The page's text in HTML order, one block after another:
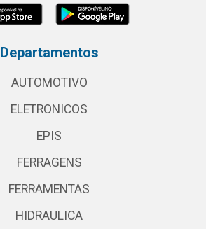
Departamentos
AUTOMOTIVO
ELETRONICOS
EPIS
FERRAGENS
FERRAMENTAS
HIDRAULICA